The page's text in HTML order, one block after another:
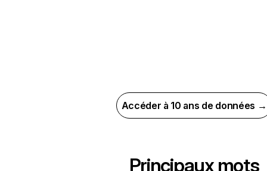
Accéder à 10 ans de données →
Principaux mots